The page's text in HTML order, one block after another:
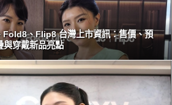
、Flip8 台灣上市資訊：售價、預
與穿戴新品亮點